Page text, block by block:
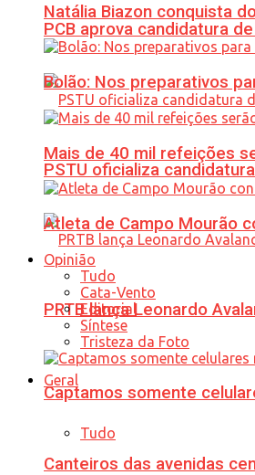
PCB aprova candidatura
PSTU oficializa
PRTB lança Leonardo
Geral
Tudo
Natália Biazon conquista
Bolão: Nos preparativos
Mais de 40 mil refeições
Atleta de Campo Mourão
Opinião
Tudo
Cata-Vento
Editorial
Síntese
Tristeza da Foto
Captamos somente
Canteiros das avenidas